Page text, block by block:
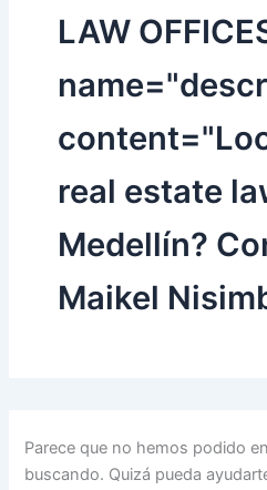
LAW
real estate
Medellín?
Maikel
Parece que no hemos podido
buscando. Quizá pueda